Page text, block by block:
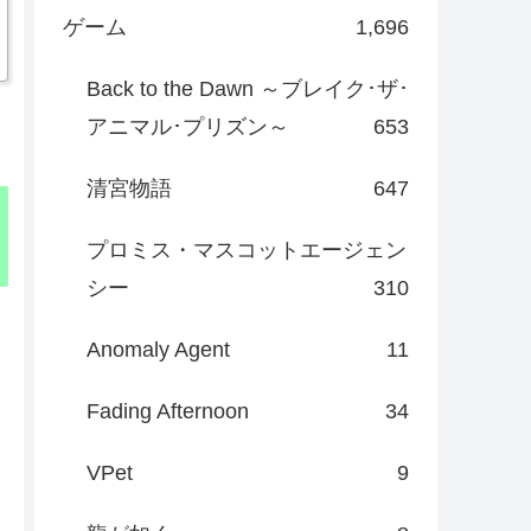
ゲーム 1,696
Back to the Dawn ～ブレイク･ザ･
アニマル･プリズン～
653
清宮物語 647
プロミス・マスコットエージェン
シー
310
Anomaly Agent 11
Fading Afternoon 34
VPet 9